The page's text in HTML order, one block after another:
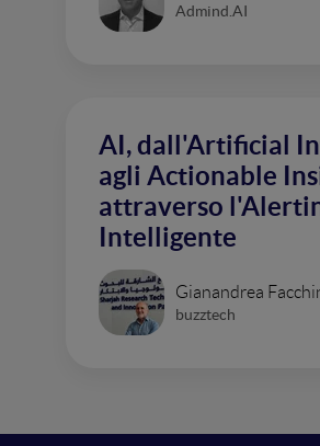
Admind.AI
AI, dall'Artificial
agli Actionable
attraverso
Intelligente
Gianandrea
buzztech